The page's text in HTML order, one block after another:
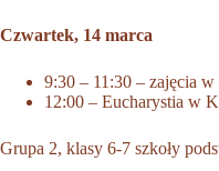
Czwartek, 14 marca
9:30 – 11:30 – zajęcia
12:00 – Eucharystia w
Grupa 2, klasy 6-7 szkoły